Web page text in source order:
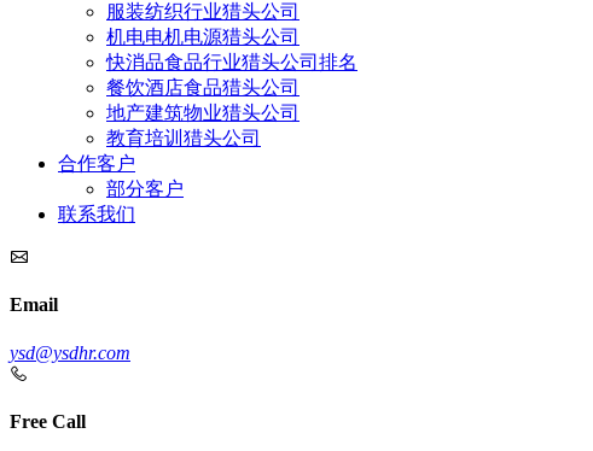
服装纺织行业猎头公司
机电电机电源猎头公司
快消品食品行业猎头公司排名
餐饮酒店食品猎头公司
地产建筑物业猎头公司
教育培训猎头公司
合作客户
部分客户
联系我们
Email
ysd@ysdhr.com
Free Call